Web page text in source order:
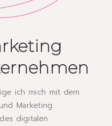
ich mich mit dem
Marketing.
digitalen